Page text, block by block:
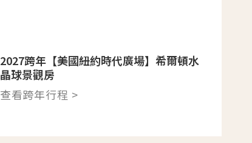
2027跨年【美國紐約時代廣場】希爾頓水
晶球景觀房
查看跨年行程 >